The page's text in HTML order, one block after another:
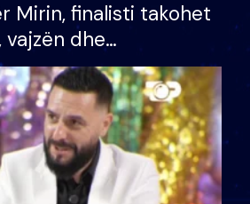
Mirin, finalisti takohet
dhe
S’kemi ndonjë letër